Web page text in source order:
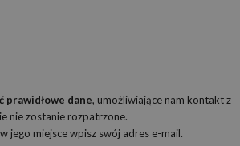
prawidłowe dane, umożliwiające nam kontakt z
nie zostanie rozpatrzone.
jego miejsce wpisz swój adres e-mail.